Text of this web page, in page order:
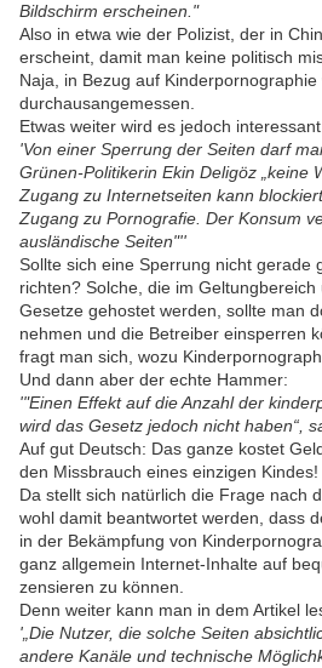
Bildschirm erscheinen."
Also in etwa wie der Polizist, der in
erscheint, damit man keine politisch
Naja, in Bezug auf Kinderpornographie
durchausangemessen.
Etwas weiter wird es jedoch
'Von einer Sperrung der Seiten darf
Grünen-Politikerin Ekin Deligöz „keine
Zugang zu Internetseiten kann
Zugang zu Pornografie. Der Konsum
ausländische Seiten"''
Sollte sich eine Sperrung nicht gerade
richten? Solche, die im
Gesetze gehostet werden, sollte man
nehmen und die Betreiber einsperren
fragt man sich, wozu
Und dann aber der echte Hammer:
'"Einen Effekt auf die Anzahl der
wird das Gesetz jedoch nicht haben“,
Auf gut Deutsch: Das ganze kostet
den Missbrauch eines einzigen Kindes!
Da stellt sich natürlich die Frage nach
wohl damit beantwortet werden, dass
in der Bekämpfung von
ganz allgemein Internet-Inhalte auf
zensieren zu können.
Denn weiter kann man in dem Artikel
' „Die Nutzer, die solche Seiten
andere Kanäle und technische